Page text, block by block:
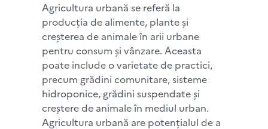
Agricultura urbană se referă la
producția de alimente, plante și
creșterea de animale în arii urbane
pentru consum și vânzare. Aceasta
poate include o varietate de practici,
precum grădini comunitare, sisteme
hidroponice, grădini suspendate și
creștere de animale în mediul urban.
Agricultura urbană are potențialul de a